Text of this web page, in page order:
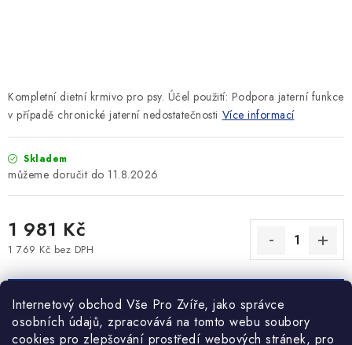
Internetový obchod Vše Pro Zvíře, jako správce
osobních údajů, zpracovává na tomto webu soubory
cookies pro zlepšování prostředí webových stránek, pro
Podmínky ochrany osobních údajů
Kompletní dietní krmivo pro psy. Účel použití: Podpora jaterní funkce
v případě chronické jaterní nedostatečnosti Více informací
Skladem
11.8.2026
1 981 Kč
1 769 Kč bez DPH
PŘIDAT DO KOŠÍKU